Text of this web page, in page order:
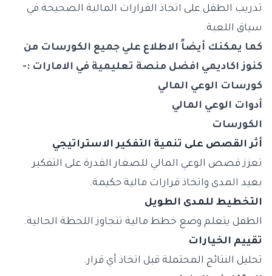
تدريب الطفل على اتخاذ القرارات المالية الصحيحة في
سياق اللعبة.
كما يمكنك أيضاً الاطلاع علي جميع الكورسات من
كنوز اكاديمي افضل منصة تعليمية في الامارات :-
كورسات الوعي المالي
أدوات الوعي المالي
الكورسات
أثر القصص على تنمية التفكير الاستراتيجي
تعزز قصص الوعي المالي للصغار القدرة على التفكير
بعيد المدى واتخاذ قرارات مالية حكيمة.
التخطيط للمدى الطويل
الطفل يتعلم وضع خطط مالية تتجاوز اللحظة الحالية.
تقييم الخيارات
تحليل النتائج المحتملة قبل اتخاذ أي قرار.